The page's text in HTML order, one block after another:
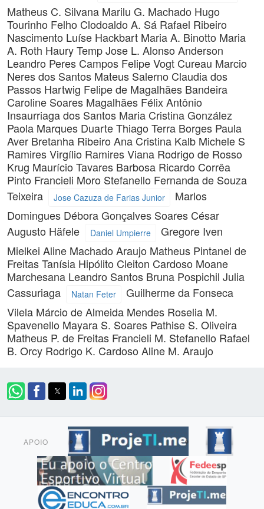
Matheus C. Silvana Marilu G. Machado Hugo
Tourinho Felho Clodoaldo A. Sá Rafael Ribeiro
Nascimento Luíse Hackbart Maria A. Binotto Maria
A. Roth Haury TempJose L. Alonso Anderson
Leandro Peres Campos Felipe Vogt Cureau Marcio
Neres dos Santos Mateus Salerno Claudia dos
Passos Hartwig Felipe de Magalhães Bandeira
Caroline Soares Magalhães Félix Antônio
Insaurriaga dos Santos Maria Cristina González
Paola Marques DuarteThiago Terra Borges Paula
Aver Bretanha Ribeiro Ana Cristina Kalb Michele S
RamiresVirgílio Ramires Viana Rodrigo de Rosso
Krug Maurício Tavares Barbosa Ricardo Corrêa
Pinto Francieli Moro Stefanello Fernanda de Souza
Teixeira
Jose Cazuza de Farias Junior
Marlos
Domingues Débora Gonçalves Soares César
Augusto Häfele
Daniel Umpierre
Gregore Iven
Mielkei Aline Machado Araujo Matheus Pintanel de
FreitasTanísia Hipólito Cleiton Cardoso Moane
Marchesana Leandro Santos Bruna Pospichil Julia
Cassuriaga
Natan Feter
Guilherme da Fonseca
Vilela Márcio de Almeida Mendes Roselia M.
Spavenello Mayara S. Soares Pathise S. Oliveira
Matheus P. de Freitas Francieli M. Stefanello Rafael
B. Orcy Rodrigo K. Cardoso Aline M. Araujo
APOIO